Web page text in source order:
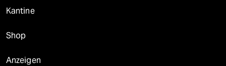
Kantine
Shop
Anzeigen